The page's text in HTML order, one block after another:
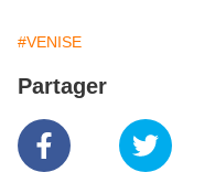
#VENISE
Partager